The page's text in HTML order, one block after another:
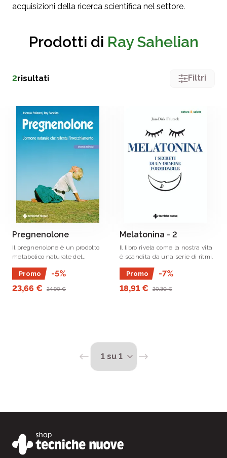
acquisizioni della ricerca scientifica nel settore.
Prodotti di Ray Sahelian
2risultati Filtri
Pregnenolone
Il pregnenolone è un prodotto
metabolico naturale del
colesterolo estremamente
versatile ed è il precursore degli
ormoni sessuali (estrogeni,
progesterone e testosterone) e .
Promo
-5%
23,66 €
24,90 €
Melatonina - 2
Il libro rivela come la nostra vita
è scandita da una serie di ritmi.
Promo
-7%
18,91 €
20,30 €